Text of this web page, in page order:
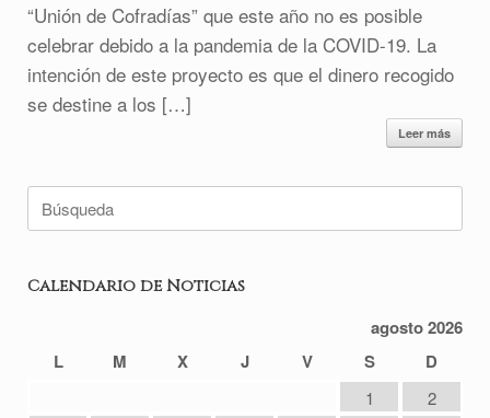
“Unión de Cofradías” que este año no es posible
celebrar debido a la pandemia de la COVID-19. La
intención de este proyecto es que el dinero recogido
se destine a los […]
Leer más
Calendario de Noticias
agosto 2026
L
M X J V S D
1
2